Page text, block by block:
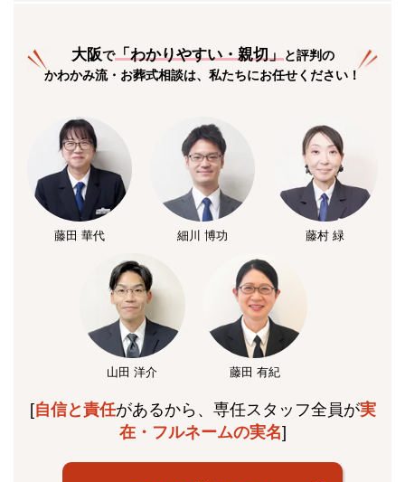
大阪で「わかりやすい・親切」と評判の
かわかみ流・お葬式相談は、私たちにお任せください！
藤田 華代 細川 博功 藤村 緑
山田 洋介 藤田 有紀
[自信と責任があるから、専任スタッフ全員が実
在・フルネームの実名]